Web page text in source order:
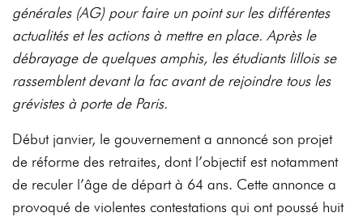
générales (AG) pour faire un point sur les différentes
actualités et les actions à mettre en place. Après le
débrayage de quelques amphis, les étudiants lillois se
rassemblent devant la fac avant de rejoindre tous les
grévistes à porte de Paris.
Début janvier, le gouvernement a annoncé son projet
de réforme des retraites, dont l’objectif est notamment
de reculer l’âge de départ à 64 ans. Cette annonce a
provoqué de violentes contestations qui ont poussé huit